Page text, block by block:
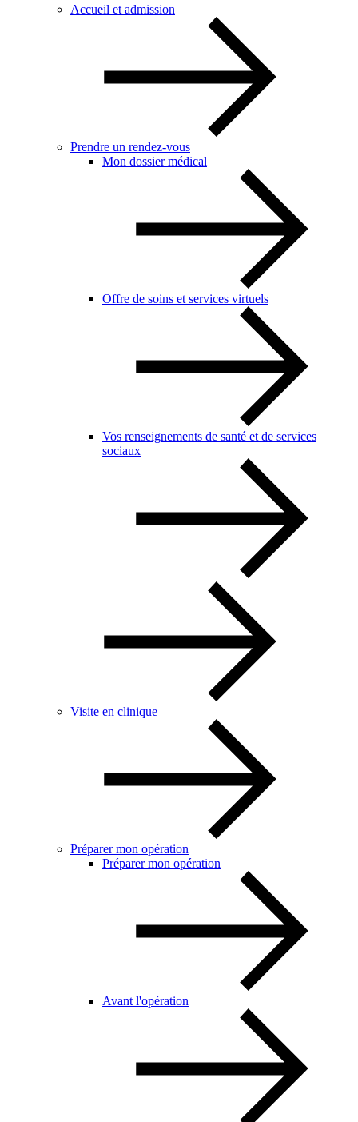
Accueil et admission
Prendre un rendez-vous
Mon dossier médical
Offre de soins et services virtuels
Vos renseignements de santé et de services
sociaux
Visite en clinique
Préparer mon opération
Préparer mon opération
Avant l'opération